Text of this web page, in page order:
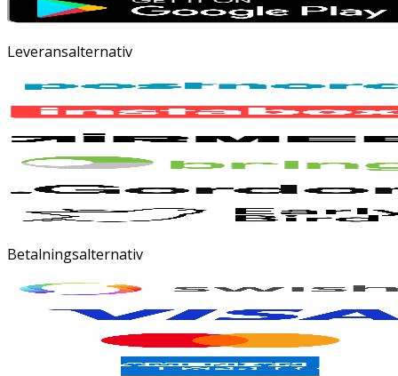
Leveransalternativ
Betalningsalternativ